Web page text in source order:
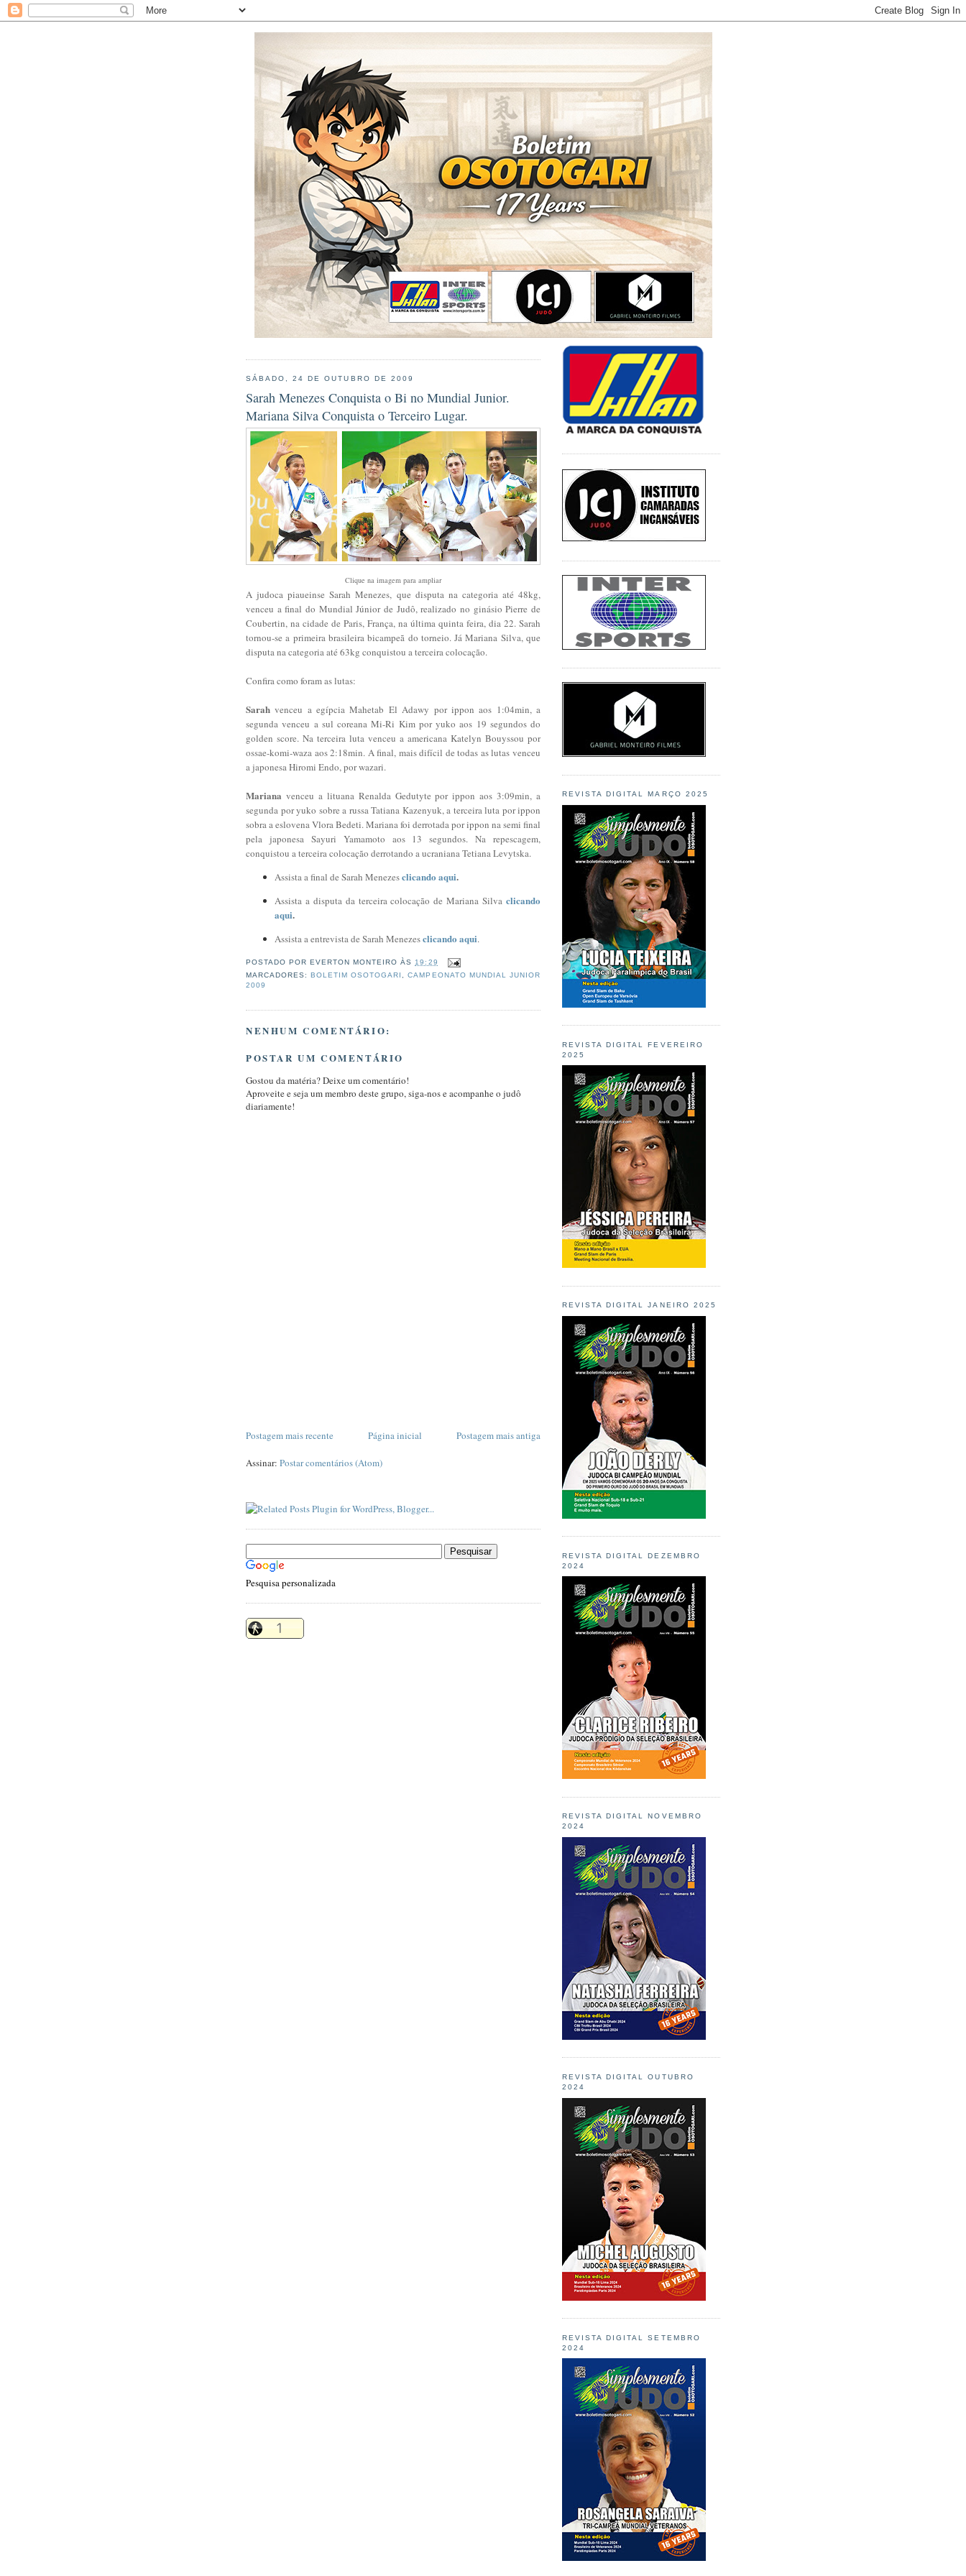
SÁBADO, 24 DE OUTUBRO DE 2009
Sarah Menezes Conquista o Bi no Mundial Junior.
Mariana Silva Conquista o Terceiro Lugar.
Clique na imagem para ampliar
A judoca piaueinse Sarah Menezes, que disputa na categoria até 48kg,
venceu a final do Mundial Júnior de Judô, realizado no ginásio Pierre de
Coubertin, na cidade de Paris, França, na última quinta feira, dia 22. Sarah
tornou-se a primeira brasileira bicampeã do torneio. Já Mariana Silva, que
disputa na categoria até 63kg conquistou a terceira colocação.
Confira como foram as lutas:
Sarah venceu a egípcia Mahetab El Adawy por ippon aos 1:04min, a
segunda venceu a sul coreana Mi-Ri Kim por yuko aos 19 segundos do
golden score. Na terceira luta venceu a americana Katelyn Bouyssou por
ossae-komi-waza aos 2:18min. A final, mais difícil de todas as lutas venceu
a japonesa Hiromi Endo, por wazari.
Mariana venceu a lituana Renalda Gedutyte por ippon aos 3:09min, a
segunda por yuko sobre a russa Tatiana Kazenyuk, a terceira luta por ippon
sobra a eslovena Vlora Bedeti. Mariana foi derrotada por ippon na semi final
pela japonesa Sayuri Yamamoto aos 13 segundos. Na repescagem,
conquistou a terceira colocação derrotando a ucraniana Tetiana Levytska.
Assista a final de Sarah Menezesclicando aqui.
Assista a disputa da terceira colocação de Mariana Silva clicando
aqui.
Assista a entrevista de Sarah Menezesclicando aqui.
POSTADO POREVERTON MONTEIRO ÀS 19:29
MARCADORES:BOLETIM OSOTOGARI ,CAMPEONATO MUNDIAL JUNIOR
2009
NENHUM COMENTÁRIO:
POSTAR UM COMENTÁRIO
Gostou da matéria? Deixe um comentário!
Aproveite e seja um membro deste grupo, siga-nos e acompanhe o judô
diariamente!
Postagem mais recente Postagem mais antiga
Página inicial
Assinar: Postar comentários (Atom)
Pesquisa personalizada
REVISTA DIGITAL MARÇO 2025
REVISTA DIGITAL FEVEREIRO
2025
REVISTA DIGITAL JANEIRO 2025
REVISTA DIGITAL DEZEMBRO
2024
REVISTA DIGITAL NOVEMBRO
2024
REVISTA DIGITAL OUTUBRO
2024
REVISTA DIGITAL SETEMBRO
2024